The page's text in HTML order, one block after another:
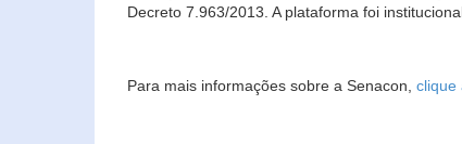
Decreto 7.963/2013. A plataforma foi
Para mais informações sobre a Senacon, clique